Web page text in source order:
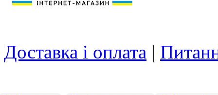
Доставка і оплата |